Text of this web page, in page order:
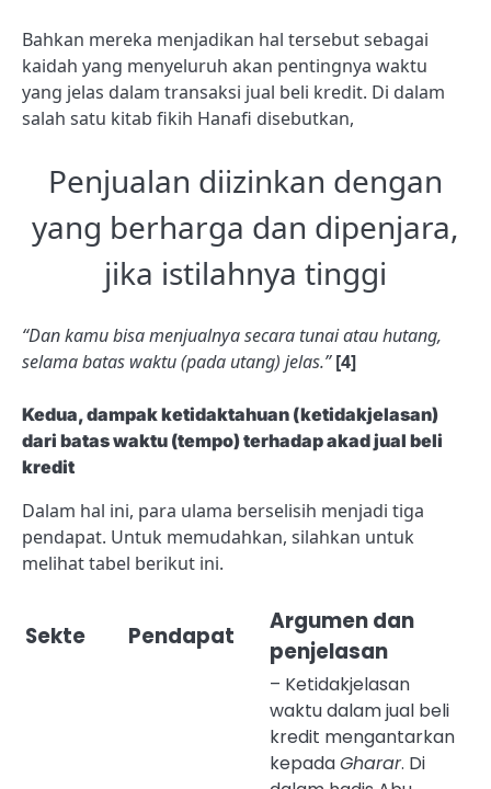
Bahkan mereka menjadikan hal tersebut sebagai
kaidah yang menyeluruh akan pentingnya waktu
yang jelas dalam transaksi jual beli kredit. Di dalam
salah satu kitab fikih Hanafi disebutkan,
Penjualan diizinkan dengan
yang berharga dan dipenjara,
jika istilahnya tinggi
“Dan kamu bisa menjualnya secara tunai atau hutang,
selama batas waktu (pada utang) jelas.”[4]
Kedua, dampak ketidaktahuan (ketidakjelasan)
dari batas waktu (tempo) terhadap akad jual beli
kredit
Dalam hal ini, para ulama berselisih menjadi tiga
pendapat. Untuk memudahkan, silahkan untuk
melihat tabel berikut ini.
Sekte Pendapat
Argumen dan
penjelasan
– Ketidakjelasan
waktu dalam jual beli
kredit mengantarkan
kepadaGharar. Di